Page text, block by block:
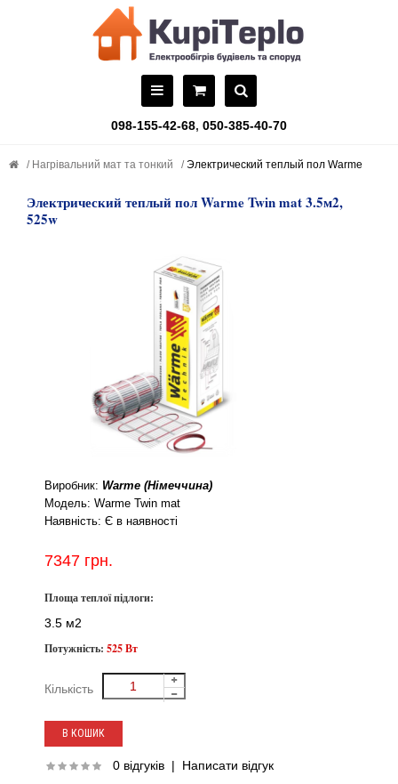
098-155-42-68, 050-385-40-70
Нагрівальний мат та тонкий Электрический теплый пол Warme
Электрический теплый пол Warme Twin mat 3.5м2,
525w
Виробник: Warme (Німеччина)
Модель: Warme Twin mat
Наявність: Є в наявності
7347 грн.
Площа теплої підлоги:
3.5 м2
Потужність: 525 Вт
Кількість
0 відгуків | Написати відгук